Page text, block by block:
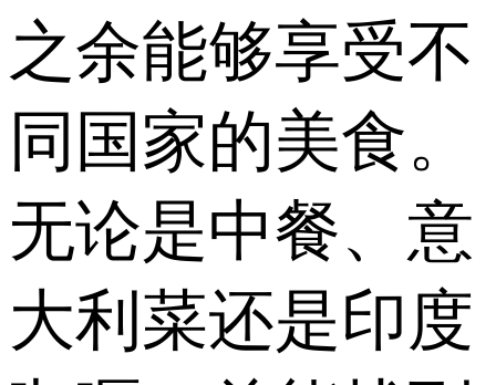
之余能够享受不
同国家的美食。
无论是中餐、意
大利菜还是印度